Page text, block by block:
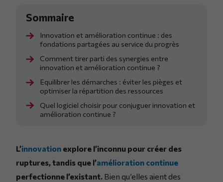
Innovation et amélioration continue : des
fondations partagées au service du progrès
Comment tirer parti des synergies entre
innovation et amélioration continue ?
Equilibrer les démarches : éviter les pièges et
optimiser la répartition des ressources
Quel logiciel choisir pour conjuguer innovation et
amélioration continue ?
L’innovation explore l’inconnu pour créer des
ruptures, tandis que l’amélioration continue
perfectionne l’existant. Bien qu’elles aient des